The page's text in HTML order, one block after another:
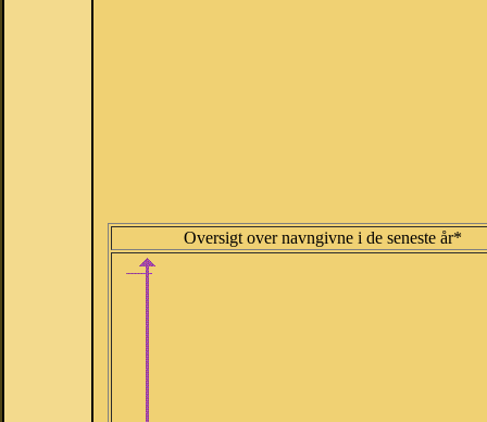
Oversigt over navngivne i de seneste år*